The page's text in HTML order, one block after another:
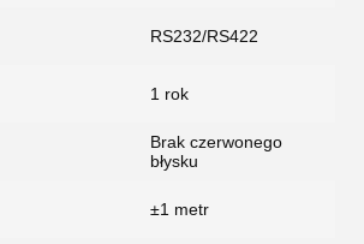
RS232/RS422
1 rok
Brak czerwonego
błysku
±1 metr